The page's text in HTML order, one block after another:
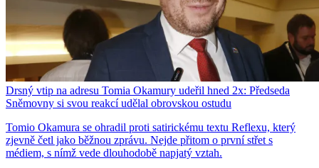
Drsný vtip na adresu Tomia Okamury udeřil hned 2x: Předseda
Sněmovny si svou reakcí udělal obrovskou ostudu
Tomio Okamura se ohradil proti satirickému textu Reflexu, který
zjevně četl jako běžnou zprávu. Nejde přitom o první střet s
médiem, s nímž vede dlouhodobě napjatý vztah.